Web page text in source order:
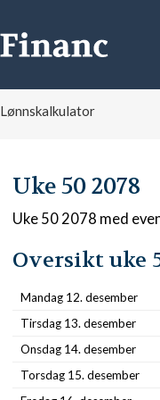
Lønnskalkulator
Uke 50 2078
Uke 50 2078 med
Oversikt uke
Mandag 12. desember
Tirsdag 13. desember
Onsdag 14. desember
Torsdag 15. desember